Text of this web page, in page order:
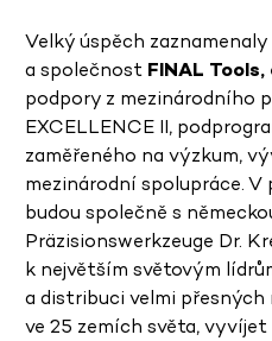
Velký úspěch
a společnost FINAL Tools,
podpory z mezinárodního
EXCELLENCE II,
zaměřeného na výzkum,
mezinárodní spolupráce.
budou společně s
Präzisionswerkzeuge Dr.
k největším světovým
a distribuci velmi
ve 25 zemích světa,vyvíjet